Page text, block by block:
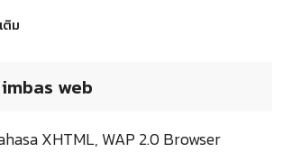
ติม
web
XHTML, WAP 2.0 Browser